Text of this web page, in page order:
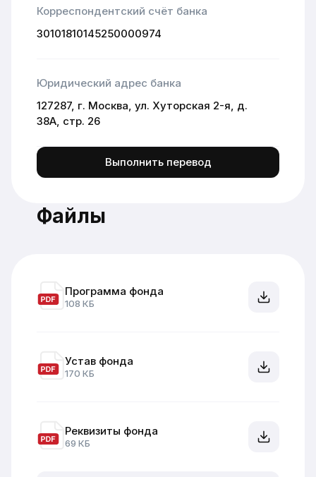
Корреспондентский счёт банка
30101810145250000974
Юридический адрес банка
127287, г. Москва, ул. Хуторская 2-я, д.
38А, стр. 26
Выполнить перевод
Файлы
Программа фонда
108 КБ
Устав фонда
170 КБ
Реквизиты фонда
69 КБ